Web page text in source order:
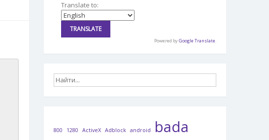
Translate to:
Powered byGoogle Translate.
800 1280 ActiveX Adblock android bada